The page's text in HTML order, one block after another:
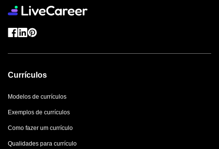
Cometer erros de português
Currículos
Modelos de currículos
Exemplos de currículos
Como fazer um currículo
Qualidades para currículo